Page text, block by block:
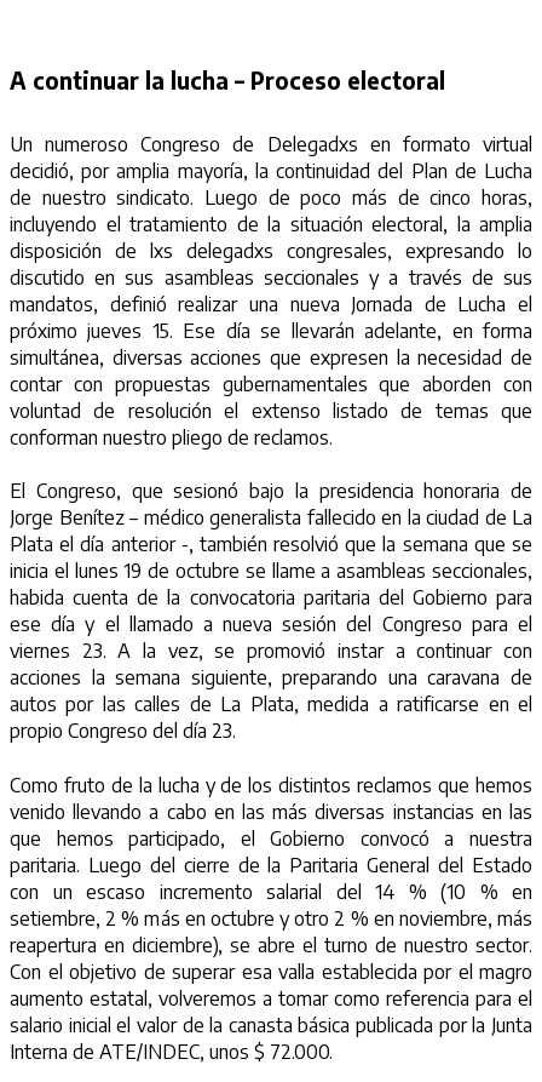
A continuar la lucha – Proceso electoral
Un numeroso Congreso de Delegadxs en formato virtual
decidió, por amplia mayoría, la continuidad del Plan de Lucha
de nuestro sindicato. Luego de poco más de cinco horas,
incluyendo el tratamiento de la situación electoral, la amplia
disposición de lxs delegadxs congresales, expresando lo
discutido en sus asambleas seccionales y a través de sus
mandatos, definió realizar una nueva Jornada de Lucha el
próximo jueves 15. Ese día se llevarán adelante, en forma
simultánea, diversas acciones que expresen la necesidad de
contar con propuestas gubernamentales que aborden con
voluntad de resolución el extenso listado de temas que
conforman nuestro pliego de reclamos.
El Congreso, que sesionó bajo la presidencia honoraria de
Jorge Benítez – médico generalista fallecido en la ciudad de La
Plata el día anterior -, también resolvió que la semana que se
inicia el lunes 19 de octubre se llame a asambleas seccionales,
habida cuenta de la convocatoria paritaria del Gobierno para
ese día y el llamado a nueva sesión del Congreso para el
viernes 23. A la vez, se promovió instar a continuar con
acciones la semana siguiente, preparando una caravana de
autos por las calles de La Plata, medida a ratificarse en el
propio Congreso del día 23.
Como fruto de la lucha y de los distintos reclamos que hemos
venido llevando a cabo en las más diversas instancias en las
que hemos participado, el Gobierno convocó a nuestra
paritaria. Luego del cierre de la Paritaria General del Estado
con un escaso incremento salarial del 14 % (10 % en
setiembre, 2 % más en octubre y otro 2 % en noviembre, más
reapertura en diciembre), se abre el turno de nuestro sector.
Con el objetivo de superar esa valla establecida por el magro
aumento estatal, volveremos a tomar como referencia para el
salario inicial el valor de la canasta básica publicada por la Junta
Interna de ATE/INDEC, unos $ 72.000.